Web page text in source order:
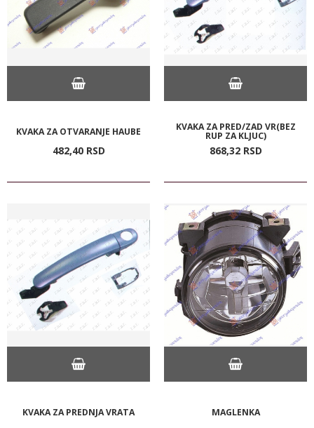
KVAKA ZA OTVARANJE HAUBE
482,40 RSD
KVAKA ZA PRED/ZAD VR(BEZ
RUP ZA KLJUC)
868,32 RSD
KVAKA ZA PREDNJA VRATA MAGLENKA